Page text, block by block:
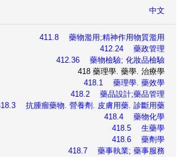
中文
411.8 藥物濫用;精神作用物質濫用
412.24 藥政管理
412.36 藥物檢驗; 化妝品檢驗
418 藥理學. 藥學. 治療學
418.1 藥理學. 藥效學
418.2 藥品設計;藥品管理
抗腫瘤藥物. 營養劑. 皮膚用藥. 診斷用藥
418.4 藥物化學
418.5 生藥學
418.6 藥劑學
418.7 藥事執業; 藥事服務